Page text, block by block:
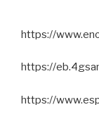
https://
https://
https://